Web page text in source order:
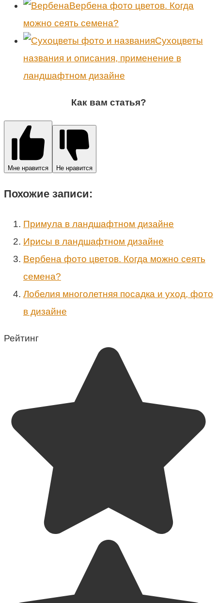
Вербена фото цветов. Когда
можно сеять семена?
Сухоцветы
названия и описания, применение в
ландшафтном дизайне
Как вам статья?
Мне нравится Не нравится
Похожие записи:
Примула в ландшафтном дизайне
Ирисы в ландшафтном дизайне
Вербена фото цветов. Когда можно сеять
семена?
Лобелия многолетняя посадка и уход, фото
в дизайне
Рейтинг